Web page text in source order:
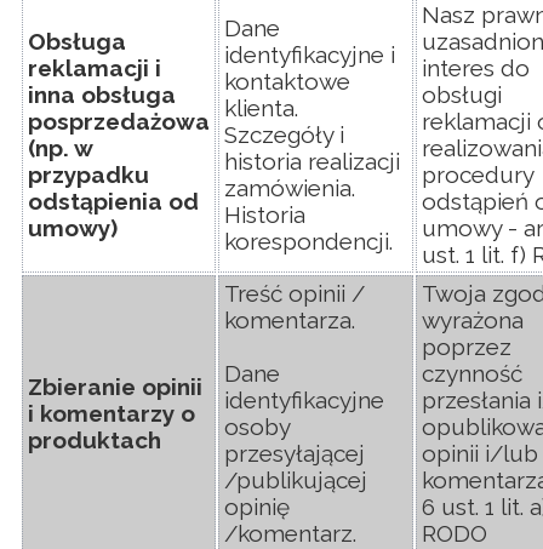
Obsługa
reklamacji i
inna obsługa
posprzedażowa
(np. w
przypadku
odstąpienia od
umowy)
Dane
identyfikacyjne i
kontaktowe
klienta.
Szczegóły i
historia realizacji
zamówienia.
Historia
korespondencji.
Nasz
interes do
obsługi
reklamacji
procedury
odstąpień
umowy -
ust. 1 lit. f)
Zbieranie opinii
i komentarzy o
produktach
Treść opinii /
komentarza.
Dane
identyfikacyjne
osoby
przesyłającej
/publikującej
opinię
/komentarz.
Twoja
wyrażona
poprzez
czynność
opinii i/lub
6 ust. 1 lit.
RODO